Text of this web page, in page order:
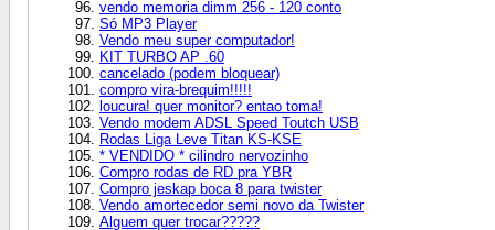
vendo memoria dimm 256 - 120 conto
Só MP3 Player
Vendo meu super computador!
KIT TURBO AP .60
cancelado (podem bloquear)
compro vira-brequim!!!!!
loucura! quer monitor? entao toma!
Vendo modem ADSL Speed Toutch USB
Rodas Liga Leve Titan KS-KSE
* VENDIDO * cilindro nervozinho
Compro rodas de RD pra YBR
Compro jeskap boca 8 para twister
Vendo amortecedor semi novo da Twister
Alguem quer trocar?????